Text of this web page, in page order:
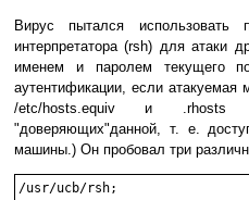
Вирус пытался использовать
интерпретатора (rsh) для атаки
именем и паролем текущего
аутентификации, если
/etc/hosts.equiv и .rhosts
"доверяющих"данной, т. е.
машины.) Он пробовал три
/usr/ucb/rsh;